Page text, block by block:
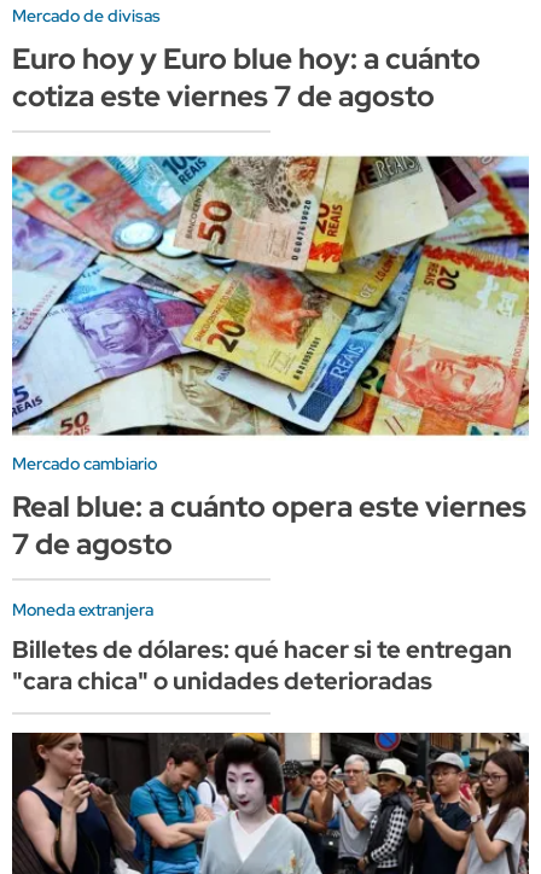
Mercado de divisas
Euro hoy y Euro blue hoy: a cuánto
cotiza este viernes 7 de agosto
Mercado cambiario
Real blue: a cuánto opera este viernes
7 de agosto
Moneda extranjera
Billetes de dólares: qué hacer si te entregan
"cara chica" o unidades deterioradas